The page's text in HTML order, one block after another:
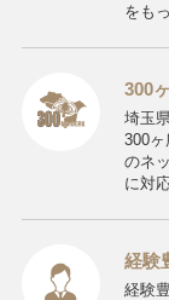
をも
300
埼玉
300ヶ
のネ
に対
経験
経験